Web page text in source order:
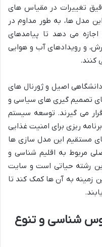
تغییرات در مقیاس های
مدل ها، به طور مداوم در
می دهد تا پیامدهای
و رویدادهای آب و هوایی
کنند.
اصیل و ژورنال های
تصمیم گیری های سیاسی و
می گیرند. توسعه سیستم
ریزی برای امنیت غذایی
مستقیم این مدل سازی ها
مربوط به اقلیم شناسی و
رشته حیاتی است و سایت
زمینه به آن ها کمک کند تا
شناسی و تنوع